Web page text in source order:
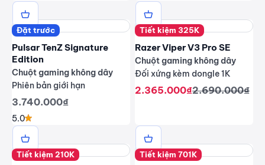
Đặt trước
Pulsar TenZ Signature
Edition
Chuột gaming không dây
Phiên bản giới hạn
Giá giảm
3.740.000₫
5.0
Tiết kiệm 325K
Razer Viper V3 Pro SE
Chuột gaming không dây
Đối xứng kèm dongle 1K
Giá giảm
2.365.000₫Giá thông
2.690.000₫
Tiết kiệm 210K Tiết kiệm 701K